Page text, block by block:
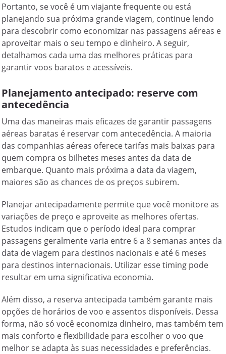
Portanto, se você é um viajante frequente ou está
planejando sua próxima grande viagem, continue lendo
para descobrir como economizar nas passagens aéreas e
aproveitar mais o seu tempo e dinheiro. A seguir,
detalhamos cada uma das melhores práticas para
garantir voos baratos e acessíveis.
Planejamento antecipado: reserve com
antecedência
Uma das maneiras mais eficazes de garantir passagens
aéreas baratas é reservar com antecedência. A maioria
das companhias aéreas oferece tarifas mais baixas para
quem compra os bilhetes meses antes da data de
embarque. Quanto mais próxima a data da viagem,
maiores são as chances de os preços subirem.
Planejar antecipadamente permite que você monitore as
variações de preço e aproveite as melhores ofertas.
Estudos indicam que o período ideal para comprar
passagens geralmente varia entre 6 a 8 semanas antes da
data de viagem para destinos nacionais e até 6 meses
para destinos internacionais. Utilizar esse timing pode
resultar em uma significativa economia.
Além disso, a reserva antecipada também garante mais
opções de horários de voo e assentos disponíveis. Dessa
forma, não só você economiza dinheiro, mas também tem
mais conforto e flexibilidade para escolher o voo que
melhor se adapta às suas necessidades e preferências.